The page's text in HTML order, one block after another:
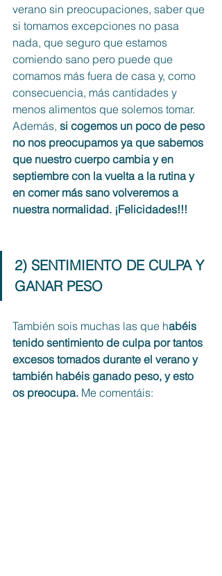
verano sin preocupaciones, saber que
si tomamos excepciones no pasa
nada, que seguro que estamos
comiendo sano pero puede que
comamos más fuera de casa y, como
consecuencia, más cantidades y
menos alimentos que solemos tomar.
Además, si cogemos un poco de peso
no nos preocupamos ya que sabemos
que nuestro cuerpo cambia y en
septiembre con la vuelta a la rutina y
en comer más sano volveremos a
nuestra normalidad. ¡Felicidades!!!
2) SENTIMIENTO DE CULPA Y
GANAR PESO
También sois muchas las que habéis
tenido sentimiento de culpa por tantos
excesos tomados durante el verano y
también habéis ganado peso, y esto
os preocupa. Me comentáis: